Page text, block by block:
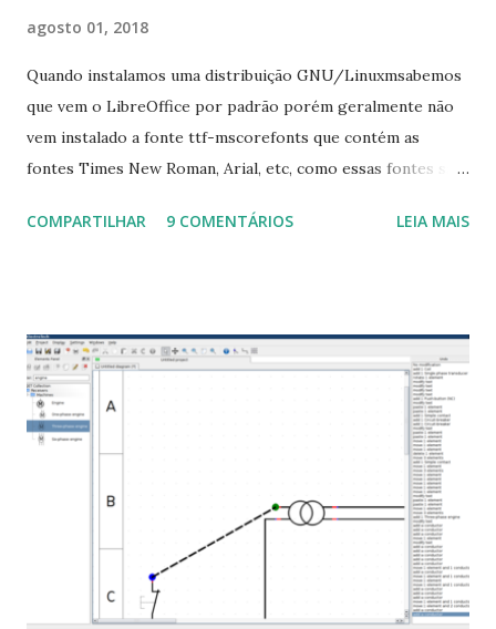
agosto 01, 2018
Quando instalamos uma distribuição GNU/Linuxmsabemos
que vem o LibreOffice por padrão porém geralmente não
vem instalado a fonte ttf-mscorefonts que contém as
fontes Times New Roman, Arial, etc, como essas fontes são
a Associação Brasileira de Normas Técnicas (ABNT), exige
que contém essas fontes. Ao instalar o GNU/Linux abra o
terminal e execute o comando: $ sudo apt-get install ttf-
mscorefonts-installer Leia os termos de uso e avance
clicando em “Ok” Agora aceite os termos de uso clicando
em “Sim” Pronto agora abra o LibreOffice e veja se as
fontes Times New Roman, Arial estão instaladas. Caso
ocorra algum erro ou precisa reinstalar, execute: $ sudo
apt-get install --reinstall ttf-mscorefonts-installer
COMPARTILHAR 9 COMENTÁRIOS LEIA MAIS